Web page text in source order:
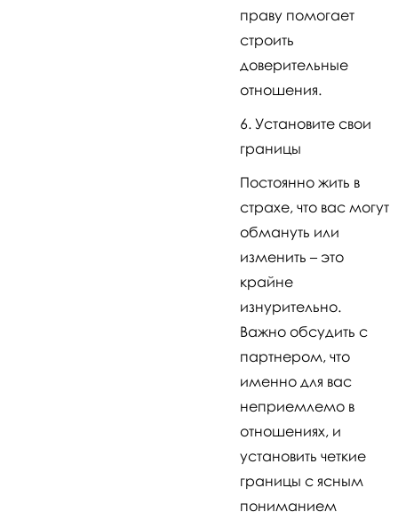
праву помогает
строить
доверительные
отношения.
Установите свои
границы
Постоянно жить в
страхе, что вас могут
обмануть или
изменить – это
крайне
изнурительно.
Важно обсудить с
партнером, что
именно для вас
неприемлемо в
отношениях, и
установить четкие
границы с ясным
пониманием